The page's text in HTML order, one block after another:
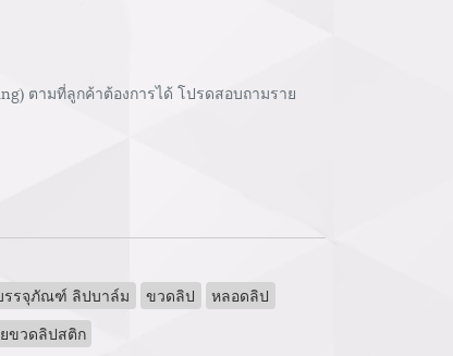
ตามที่ลูกค้าต้องการได้ โปรดสอบถามราย
รรจุภัณฑ์ ลิปบาล์ม ขวดลิป
หลอดลิป
ขวดลิปสติก